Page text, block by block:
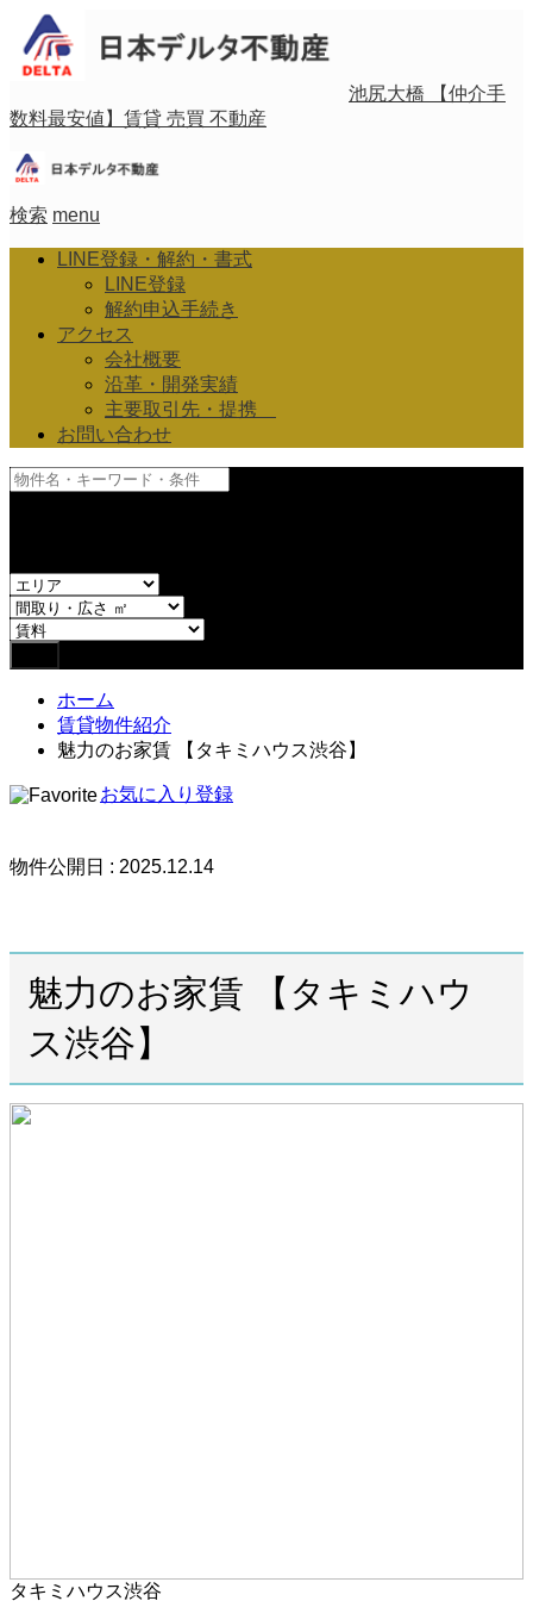
池尻大橋 【仲介手
数料最安値】賃貸 売買 不動産
検索 menu
LINE登録・解約・書式
LINE登録
解約申込手続き
アクセス
会社概要
沿革・開発実績
主要取引先・提携
お問い合わせ
ホーム
賃貸物件紹介
魅力のお家賃 【タキミハウス渋谷】
お気に入り登録
物件公開日 : 2025.12.14
魅力のお家賃 【タキミハウ
ス渋谷】
タキミハウス渋谷